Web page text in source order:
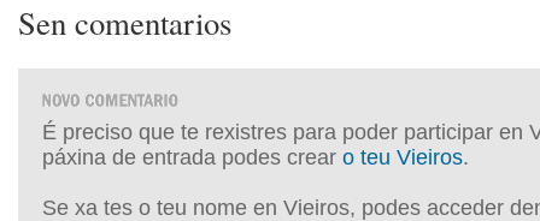
Sen comentarios
É preciso que te rexistres para poder participar en
páxina de entrada podes crear o teu Vieiros.
Se xa tes o teu nome en Vieiros, podes acceder